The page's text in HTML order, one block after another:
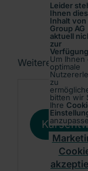
Weitere
Leider
Ihnen
Inhalt von
Group AG
aktuell
zur
Um Ihnen
optimale
zu
bitten wir
Ihre